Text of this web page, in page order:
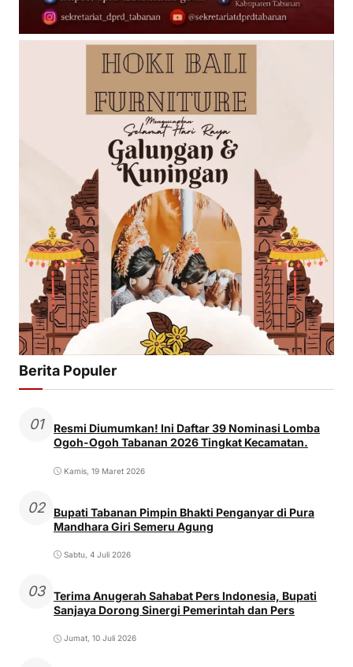
Berita Populer
01
Resmi Diumumkan! Ini Daftar 39 Nominasi Lomba
Ogoh-Ogoh Tabanan 2026 Tingkat Kecamatan.
Kamis, 19 Maret 2026
02
Bupati Tabanan Pimpin Bhakti Penganyar di Pura
Mandhara Giri Semeru Agung
Sabtu, 4 Juli 2026
03
Terima Anugerah Sahabat Pers Indonesia, Bupati
Sanjaya Dorong Sinergi Pemerintah dan Pers
Jumat, 10 Juli 2026